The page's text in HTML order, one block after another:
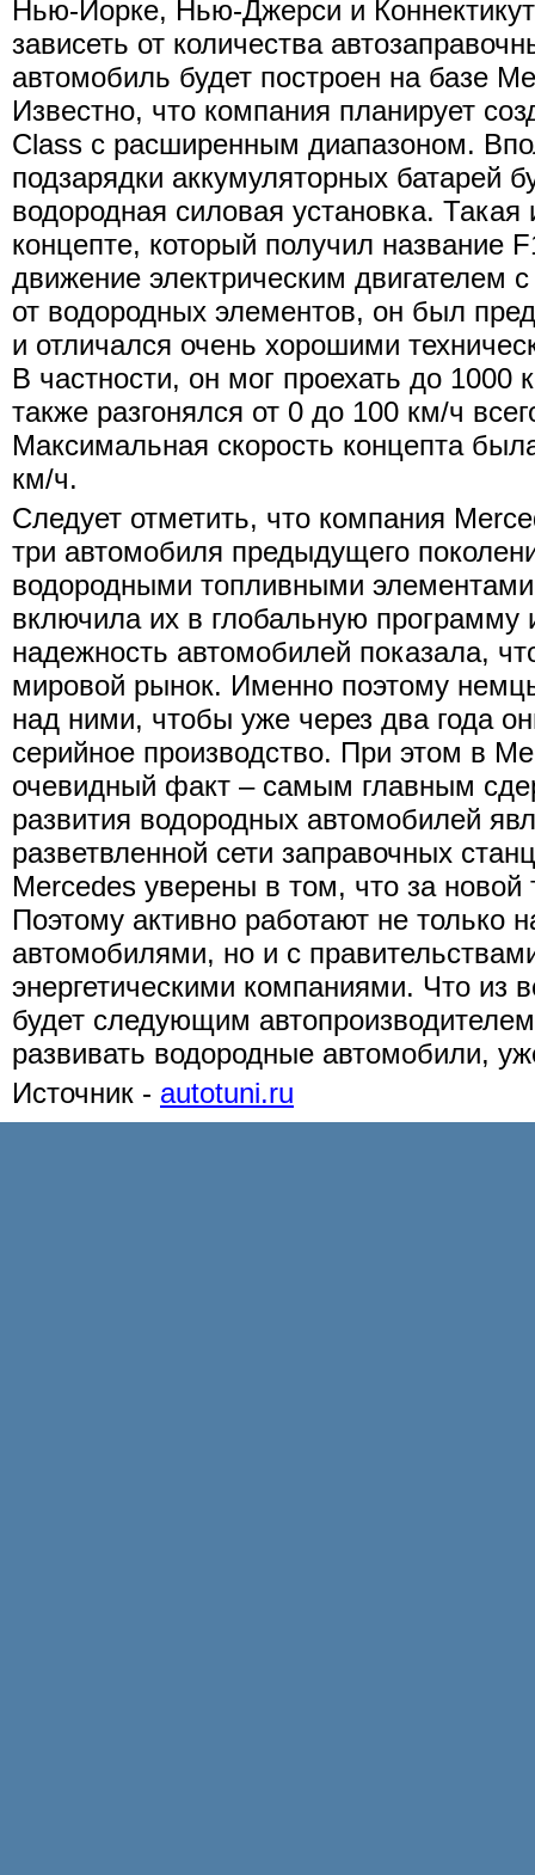
Нью-Йорке, Нью-Джерси и
зависеть от количества
автомобиль будет построен на базе
Известно, что компания планирует
Class с расширенным диапазоном.
подзарядки аккумуляторных батарей
водородная силовая установка.
концепте, который получил название
движение электрическим двигателем
от водородных элементов, он был
и отличался очень хорошими
В частности, он мог проехать до 1000
также разгонялся от 0 до 100 км/ч
Максимальная скорость концепта
км/ч.
Следует отметить, что компания
три автомобиля предыдущего
водородными топливными
включила их в глобальную программу
надежность автомобилей показала,
мировой рынок. Именно поэтому
над ними, чтобы уже через два года
серийное производство. При этом в
очевидный факт – самым главным
развития водородных автомобилей
разветвленной сети заправочных
Mercedes уверены в том, что за новой
Поэтому активно работают не только
автомобилями, но и с
энергетическими компаниями. Что из
будет следующим
развивать водородные автомобили,
Источник - autotuni.ru